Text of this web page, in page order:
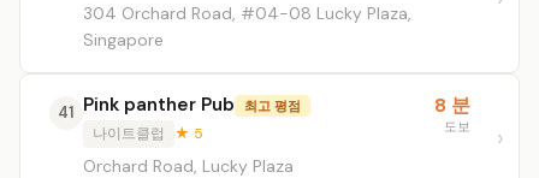
304 Orchard Road, #04-08 Lucky Plaza,
Singapore
41 Pink panther Pub 최고 평점
나이트클럽 ★ 5
Orchard Road, Lucky Plaza
8 분
도보